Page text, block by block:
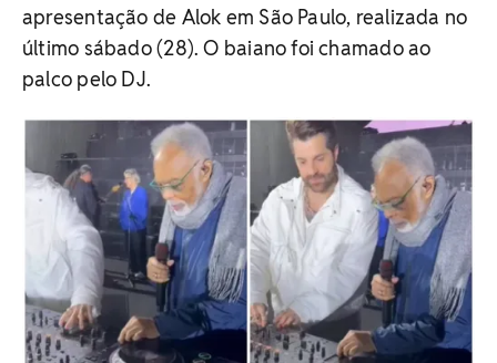
apresentação de Alok em São Paulo, realizada no
último sábado (28). O baiano foi chamado ao
palco pelo DJ.